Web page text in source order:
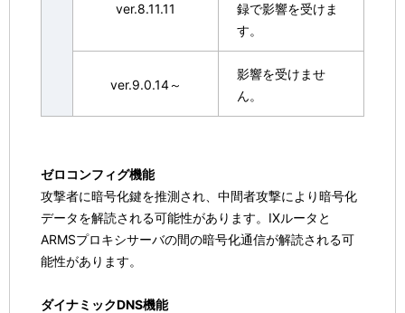
ver.8.11.11
録で影響を受けま
す。
ver.9.0.14～
影響を受けませ
ん。
ゼロコンフィグ機能
攻撃者に暗号化鍵を推測され、中間者攻撃により暗号化
データを解読される可能性があります。IXルータと
ARMSプロキシサーバの間の暗号化通信が解読される可
能性があります。
ダイナミックDNS機能